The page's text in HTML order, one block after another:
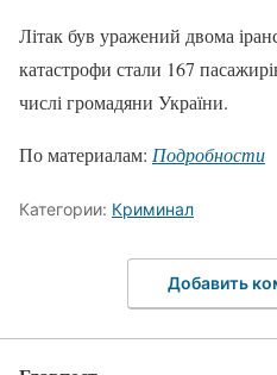
Літак був уражений двома
катастрофи стали 167
числі громадяни України.
По материалам: Подробности
Категории: Криминал
Добавить